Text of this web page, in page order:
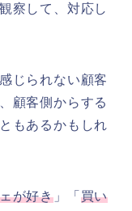
察して、対応し
じられない顧客
顧客側からする
もあるかもしれ
が好き 」「 買い